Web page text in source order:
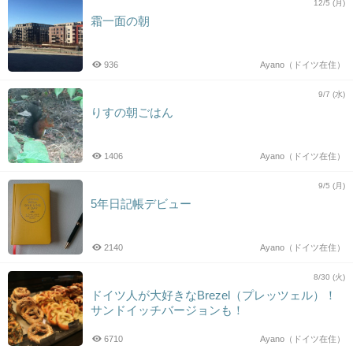
12/5 (月)
霜一面の朝
Ayano（ドイツ在住）
936
9/7 (水)
りすの朝ごはん
Ayano（ドイツ在住）
1406
9/5 (月)
5年日記帳デビュー
Ayano（ドイツ在住）
2140
8/30 (火)
ドイツ人が大好きなBrezel（プレッツェル）！
サンドイッチバージョンも！
Ayano（ドイツ在住）
6710